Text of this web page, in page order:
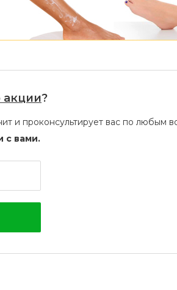
акции?
и проконсультирует вас по любым
с вами.